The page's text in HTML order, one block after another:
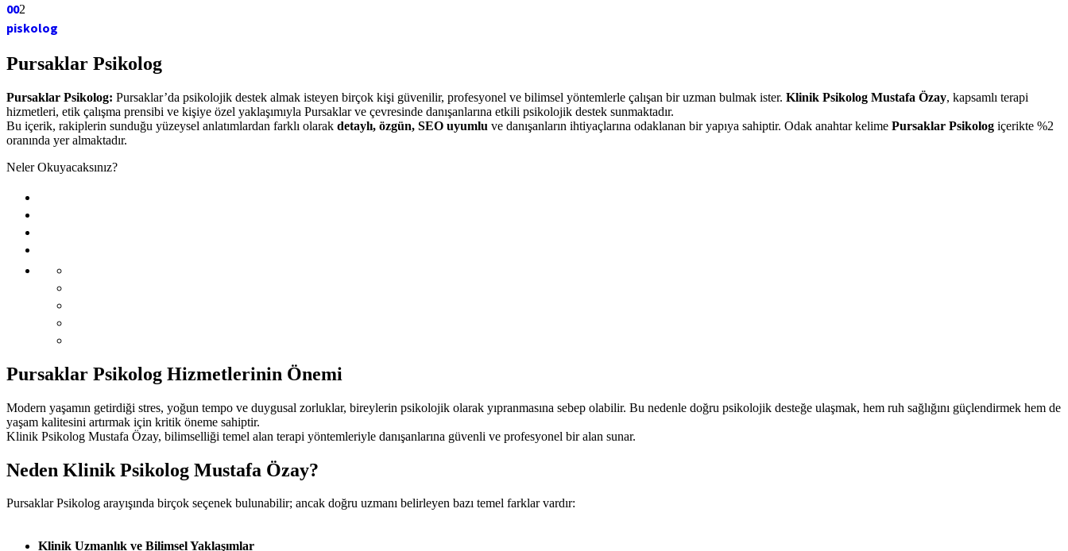
002
piskolog
Pursaklar Psikolog
Pursaklar Psikolog: Pursaklar’da psikolojik destek almak isteyen birçok kişi güvenilir, profesyonel ve bilimsel yöntemlerle çalışan bir uzman bulmak ister. Klinik Psikolog Mustafa Özay, kapsamlı terapi
hizmetleri, etik çalışma prensibi ve kişiye özel yaklaşımıyla Pursaklar ve çevresinde danışanlarına etkili psikolojik destek sunmaktadır.
Bu içerik, rakiplerin sunduğu yüzeysel anlatımlardan farklı olarak detaylı, özgün, SEO uyumlu ve danışanların ihtiyaçlarına odaklanan bir yapıya sahiptir. Odak anahtar kelime Pursaklar Psikolog içerikte %2
oranında yer almaktadır.
Neler Okuyacaksınız?
Pursaklar Psikolog Hizmetlerinin Önemi
Modern yaşamın getirdiği stres, yoğun tempo ve duygusal zorluklar, bireylerin psikolojik olarak yıpranmasına sebep olabilir. Bu nedenle doğru psikolojik desteğe ulaşmak, hem ruh sağlığını güçlendirmek hem de
yaşam kalitesini artırmak için kritik öneme sahiptir.
Klinik Psikolog Mustafa Özay, bilimselliği temel alan terapi yöntemleriyle danışanlarına güvenli ve profesyonel bir alan sunar.
Neden Klinik Psikolog Mustafa Özay?
Pursaklar Psikolog arayışında birçok seçenek bulunabilir; ancak doğru uzmanı belirleyen bazı temel farklar vardır:
Klinik Uzmanlık ve Bilimsel Yaklaşımlar